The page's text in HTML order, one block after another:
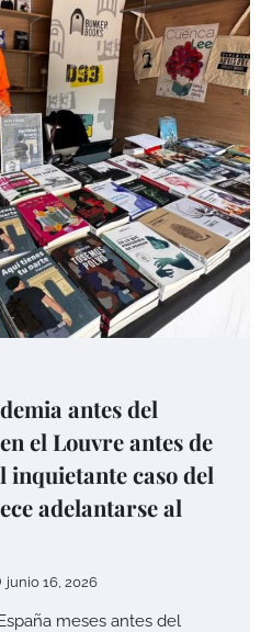
antes del
el Louvre antes de
caso del
adelantarse al
junio 16, 2026
meses antes del